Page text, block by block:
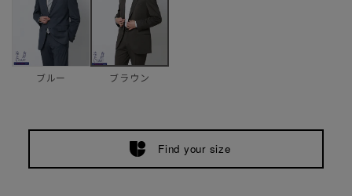
ブルー ブラウン
Find your size